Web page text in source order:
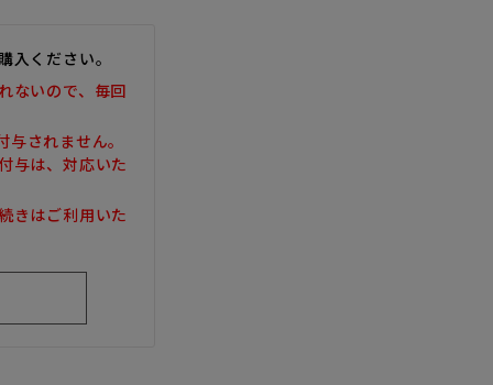
入ください。
ないので、毎回
されません。
与は、対応いた
きはご利用いた